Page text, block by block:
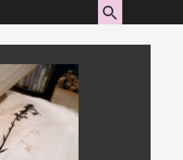
au
contenu
directs